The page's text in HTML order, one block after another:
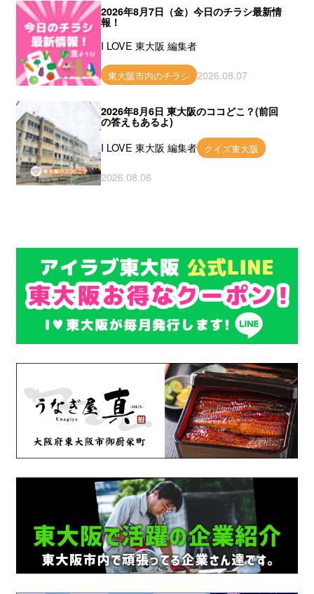
2026年8月7日（金）今日のチラシ最新情
報！
I LOVE 東大阪 編集者
東大阪市内のチラシ 2026.08.07
2026年8月6日 東大阪のココどこ？(前回
の答えもあるよ)
I LOVE 東大阪 編集者 クイズ東大阪
2026.08.06